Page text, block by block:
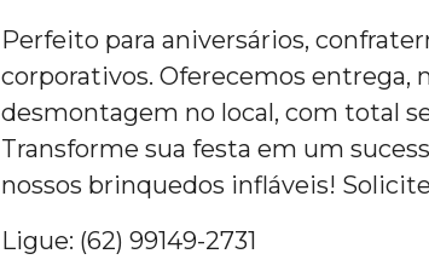
Perfeito para aniversários,
corporativos. Oferecemos entrega,
desmontagem no local, com total
Transforme sua festa em um
nossos brinquedos infláveis!
Ligue: (62) 99149-2731